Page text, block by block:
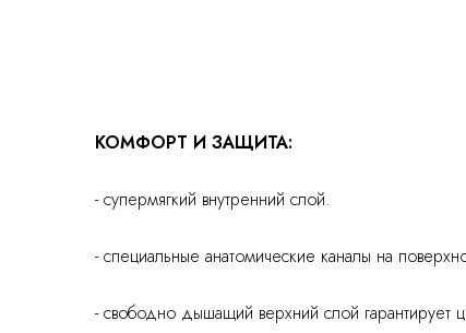
КОМФОРТ И ЗАЩИТА:
- супермягкий внутренний слой.
- специальные анатомические каналы на
- свободно дышащий верхний слой гарантирует